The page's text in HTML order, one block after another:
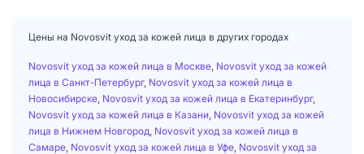
Цены на Novosvit уход за кожей лица в других городах
Novosvit уход за кожей лица в Москве Novosvit уход за кожей
лица в Санкт-Петербург, Novosvit уход за кожей лица в
Новосибирске Novosvit уход за кожей лица в Екатеринбург,
Novosvit уход за кожей лица в Казани Novosvit уход за кожей
лица в Нижнем Новгород Novosvit уход за кожей лица в
Самаре Novosvit уход за кожей лица в Уфе Novosvit уход за